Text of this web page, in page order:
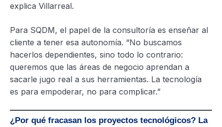
explica Villarreal.
Para SQDM, el papel de la consultoría es enseñar al
cliente a tener esa autonomía. “No buscamos
hacerlos dependientes, sino todo lo contrario:
queremos que las áreas de negocio aprendan a
sacarle jugo real a sus herramientas. La tecnología
es para empoderar, no para complicar.”
¿Por qué fracasan los proyectos tecnológicos? La